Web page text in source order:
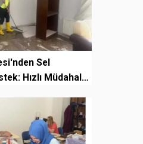
Sel
Hızlı Müdahale